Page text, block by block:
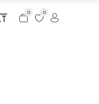
0
0